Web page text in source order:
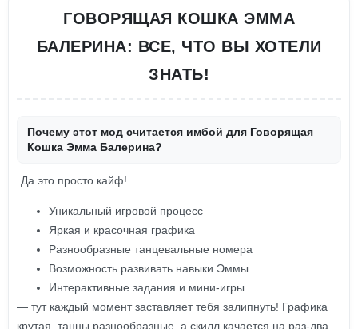
ГОВОРЯЩАЯ КОШКА ЭММА
БАЛЕРИНА: ВСЕ, ЧТО ВЫ ХОТЕЛИ
ЗНАТЬ!
Почему этот мод считается имбой для Говорящая
Кошка Эмма Балерина?
Да это просто кайф!
Уникальный игровой процесс
Яркая и красочная графика
Разнообразные танцевальные номера
Возможность развивать навыки Эммы
Интерактивные задания и мини-игры
— тут каждый момент заставляет тебя залипнуть! Графика
крутая, танцы разнообразные, а скилл качается на раз-два.